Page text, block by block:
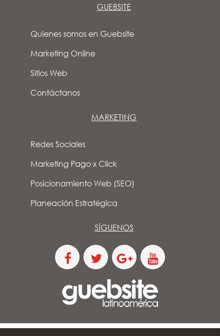
GUEBSITE
Quienes somos en Guebsite
Marketing Online
Sitios Web
Contáctanos
MARKETING
Redes Sociales
Marketing Pago x Click
Posicionamiento Web (SEO)
Planeación Estratégica
SÍGUENOS